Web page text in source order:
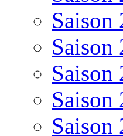
Saison
Saison
Saison
Saison
Saison